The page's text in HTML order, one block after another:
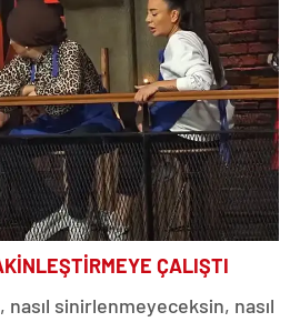
ÇALIŞTI
nasıl sinirlenmeyeceksin, nasıl